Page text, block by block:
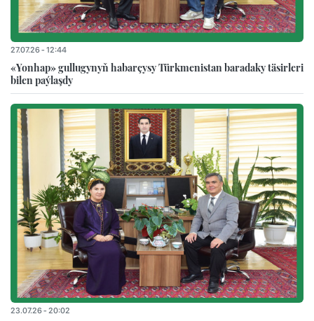
27.07.26 - 12:44
«Yonhap» gullugynyň habarçysy Türkmenistan baradaky täsirleri
bilen paýlaşdy
23.07.26 - 20:02